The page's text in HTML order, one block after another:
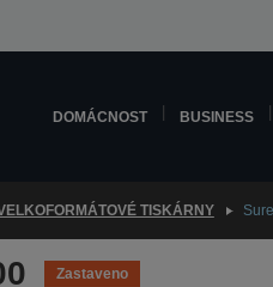
DOMÁCNOST BUSINESS
TISKÁRNY
Zastaveno